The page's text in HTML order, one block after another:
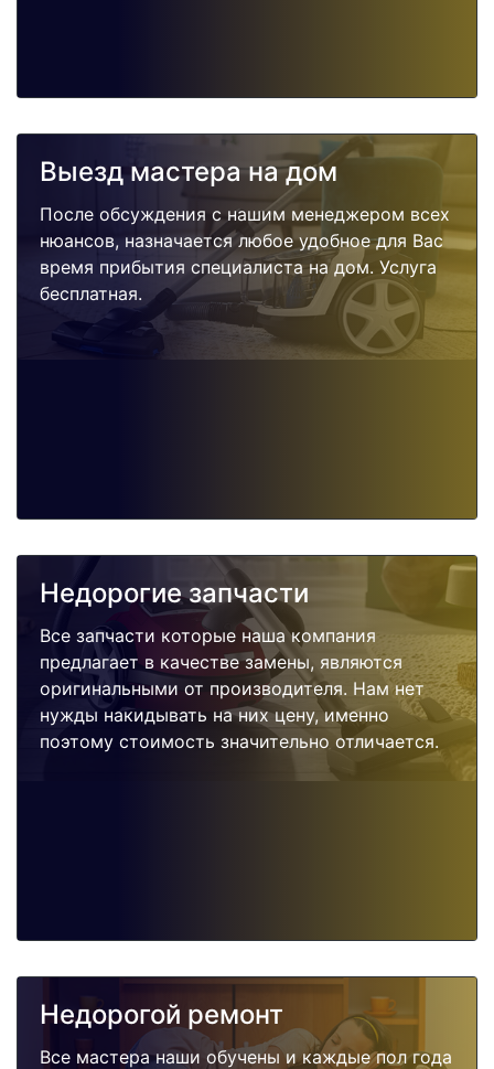
Выезд мастера на дом
После обсуждения с нашим менеджером всех
нюансов, назначается любое удобное для Вас
время прибытия специалиста на дом. Услуга
бесплатная.
Недорогие запчасти
Все запчасти которые наша компания
предлагает в качестве замены, являются
оригинальными от производителя. Нам нет
нужды накидывать на них цену, именно
поэтому стоимость значительно отличается.
Недорогой ремонт
Все мастера наши обучены и каждые пол года